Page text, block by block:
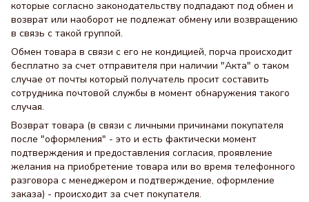
которые согласно законодательству подпадают под обмен и
возврат или наоборот не подлежат обмену или возвращению
в связь с такой группой.
Обмен товара в связи с его не кондицией, порча происходит
бесплатно за счет отправителя при наличии "Акта" о таком
случае от почты который получатель просит составить
сотрудника почтовой службы в момент обнаружения такого
случая.
Возврат товара (в связи с личными причинами покупателя
после "оформления" - это и есть фактически момент
подтверждения и предоставления согласия, проявление
желания на приобретение товара или во время телефонного
разговора с менеджером и подтверждение, оформление
заказа) - происходит за счет покупателя.